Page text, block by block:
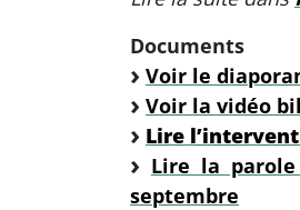
Documents
Voir le
Voir la vidéo
Lire
Lire la parole
septembre